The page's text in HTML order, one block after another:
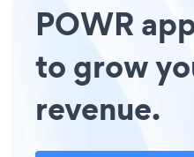
POWR
to grow
revenue.